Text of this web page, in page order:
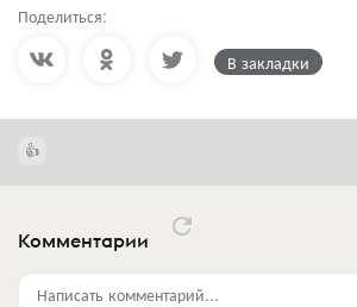
Поделиться:
В закладки
Комментарии
Написать комментарий...